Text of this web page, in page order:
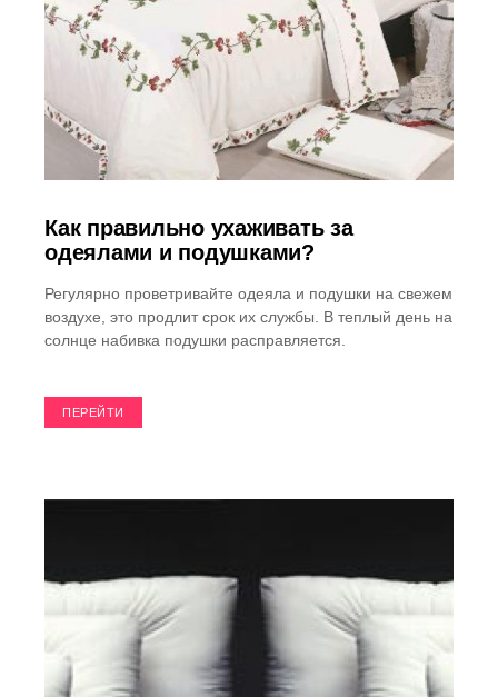
Как правильно ухаживать за
одеялами и подушками?
Регулярно проветривайте одеяла и подушки на свежем
воздухе, это продлит срок их службы. В теплый день на
солнце набивка подушки расправляется.
ПЕРЕЙТИ